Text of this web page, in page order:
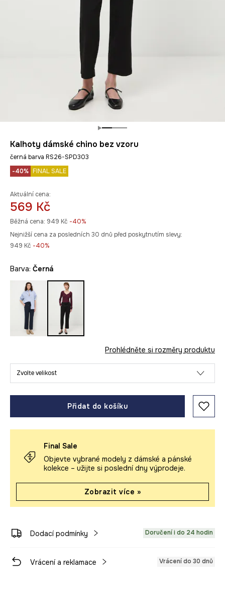
Kalhoty dámské chino bez vzoru
černá barva RS26-SPD303
-40% FINAL SALE
Aktuální cena:
569 Kč
Běžná cena: 949 Kč -40%
Nejnižší cena za posledních 30 dnů před poskytnutím slevy:
949 Kč -40%
Barva: černá
Prohlédněte si rozměry produktu
Zvolte velikost
Přidat do košíku
Final Sale
Objevte vybrané modely z dámské a pánské
kolekce – užijte si poslední dny výprodeje.
Zobrazit více »
Dodací podmínky Doručení i do 24 hodin
Vrácení a reklamace Vrácení do 30 dnů